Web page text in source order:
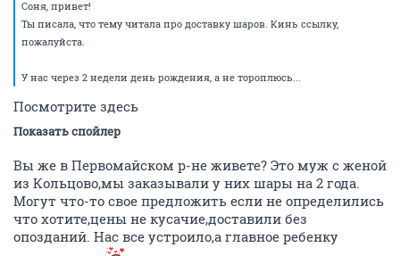
Соня, привет!
Ты писала, что тему читала про доставку шаров. Кинь ссылку,
пожалуйста.
У нас через 2 недели день рождения, а не тороплюсь...
Посмотрите здесь
Показать спойлер
Вы же в Первомайском р-не живете? Это муж с женой
из Кольцово,мы заказывали у них шары на 2 года.
Могут что-то свое предложить если не определились
что хотите,цены не кусачие,доставили без
опозданий. Нас все устроило,а главное ребенку